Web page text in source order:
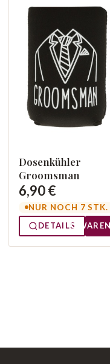
Dosenkühler
Groomsman
6,90 €
NUR NOCH 7 STK.
DETAILS